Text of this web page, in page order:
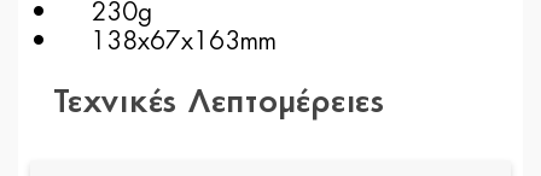
• 230g
• 138x67x163mm
Τεχνικές Λεπτομέρειες